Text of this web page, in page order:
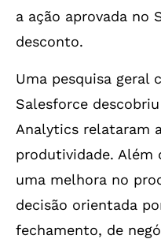
a ação aprovada no
desconto.
Uma pesquisa geral
Salesforce
Analytics relataram
produtividade.
uma melhora no
decisão orientada
fechamento, de